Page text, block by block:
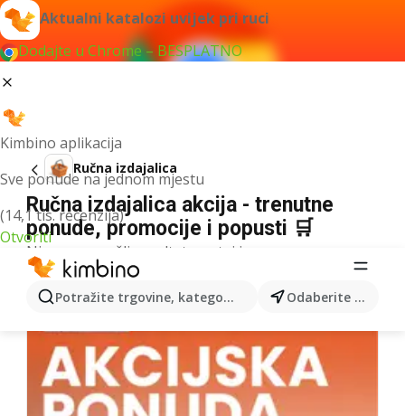
Aktualni katalozi uvijek pri ruci
Dodajte u Chrome – BESPLATNO
Kimbino aplikacija
Sve ponude na jednom mjestu
(14,1 tis. recenzija)
Otvoriti
Potražite trgovine, kategorije, proizvode... Odaberite grad
Ručna izdajalica
Ručna izdajalica akcija - trenutne
ponude, promocije i popusti 🛒
Nismo pronašli rezultate za taj izraz.
Više kataloga iz kategorije